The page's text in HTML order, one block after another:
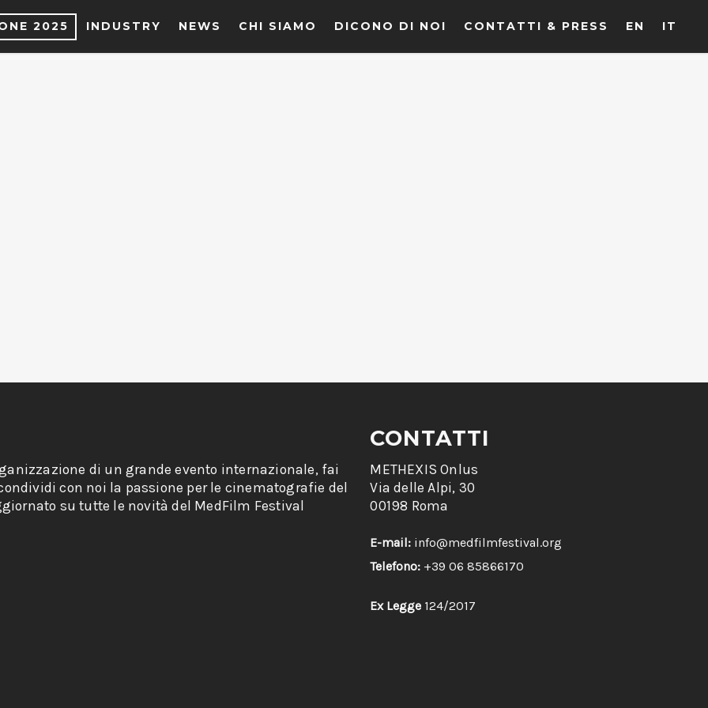
2025 INDUSTRY NEWS CHI SIAMO DICONO DI NOI CONTATTI & PRESS EN IT
di un grande evento internazionale, fai
con noi la passione per le cinematografie del
su tutte le novità del MedFilm Festival
CONTATTI
METHEXIS Onlus
Via delle Alpi, 30
00198 Roma
E-mail: info@medfilmfestival.org
Telefono: +39 06 85866170
Ex Legge 124/2017